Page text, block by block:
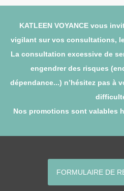
KATLEEN VOYANCE vous
vigilant sur vos consultations,
La consultation excessive de
engendrer des risques
dépendance...) n’hésitez pas à
Nos promotions sont valables
FORMULAIRE DE